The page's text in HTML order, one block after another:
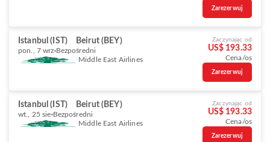
Zarezerwuj
Istanbul (IST) Beirut (BEY)
pon., 7 wrz Bezpośredni
Middle East Airlines
Zaczynając od
US$ 193.33
Cena/os
Zarezerwuj
Istanbul (IST) Beirut (BEY)
wt., 25 sie Bezpośredni
Middle East Airlines
Zaczynając od
US$ 193.33
Cena/os
Zarezerwuj